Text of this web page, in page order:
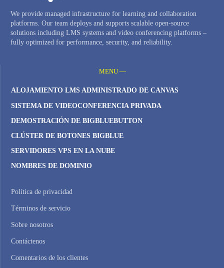
We provide managed infrastructure for learning and collaboration
platforms. Our team deploys and supports scalable open-source
solutions including LMS systems and video conferencing platforms –
fully optimized for performance, security, and reliability.
MENU —
ALOJAMIENTO LMS ADMINISTRADO DE CANVAS
SISTEMA DE VIDEOCONFERENCIA PRIVADA
DEMOSTRACIÓN DE BIGBLUEBUTTON
CLÚSTER DE BOTONES BIGBLUE
SERVIDORES VPS EN LA NUBE
NOMBRES DE DOMINIO
Política de privacidad
Términos de servicio
Sobre nosotros
Contáctenos
Comentarios de los clientes